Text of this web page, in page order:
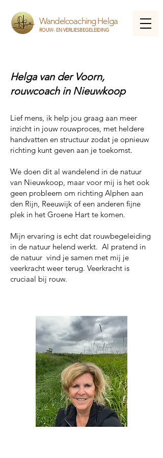
Wandelcoaching Helga
ROUW- EN VERLIESBEGELEIDING
Helga van der Voorn,
rouwcoach in Nieuwkoop
Lief mens, ik help jou graag aan meer
inzicht in jouw rouwproces, met heldere
handvatten en structuur zodat je opnieuw
richting kunt geven aan je toekomst.
We doen dit al wandelend in de natuur
van Nieuwkoop, maar voor mij is het ook
geen probleem om richting Alphen aan
den Rijn, Reeuwijk of een anderen fijne
plek in het Groene Hart te komen.
Mijn ervaring is echt dat rouwbegeleiding
in de natuur helend werkt. Al pratend in
de natuur vind je samen met mij je
veerkracht weer terug. Veerkracht is
cruciaal bij rouw.